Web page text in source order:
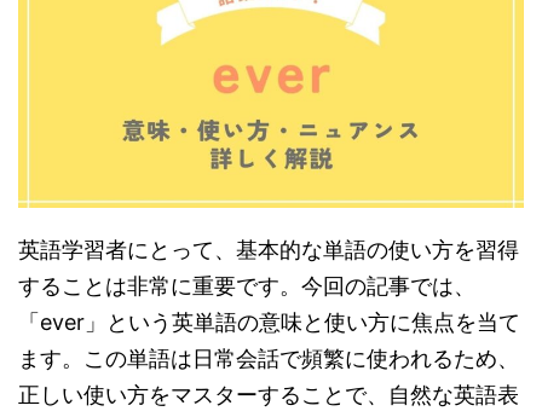
英語学習者にとって、基本的な単語の使い方を習得
することは非常に重要です。今回の記事では、
「ever」という英単語の意味と使い方に焦点を当て
ます。この単語は日常会話で頻繁に使われるため、
正しい使い方をマスターすることで、自然な英語表